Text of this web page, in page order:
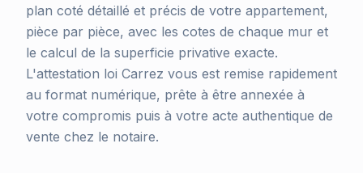
plan coté détaillé et précis de votre appartement,
pièce par pièce, avec les cotes de chaque mur et
le calcul de la superficie privative exacte.
L'attestation loi Carrez vous est remise rapidement
au format numérique, prête à être annexée à
votre compromis puis à votre acte authentique de
vente chez le notaire.